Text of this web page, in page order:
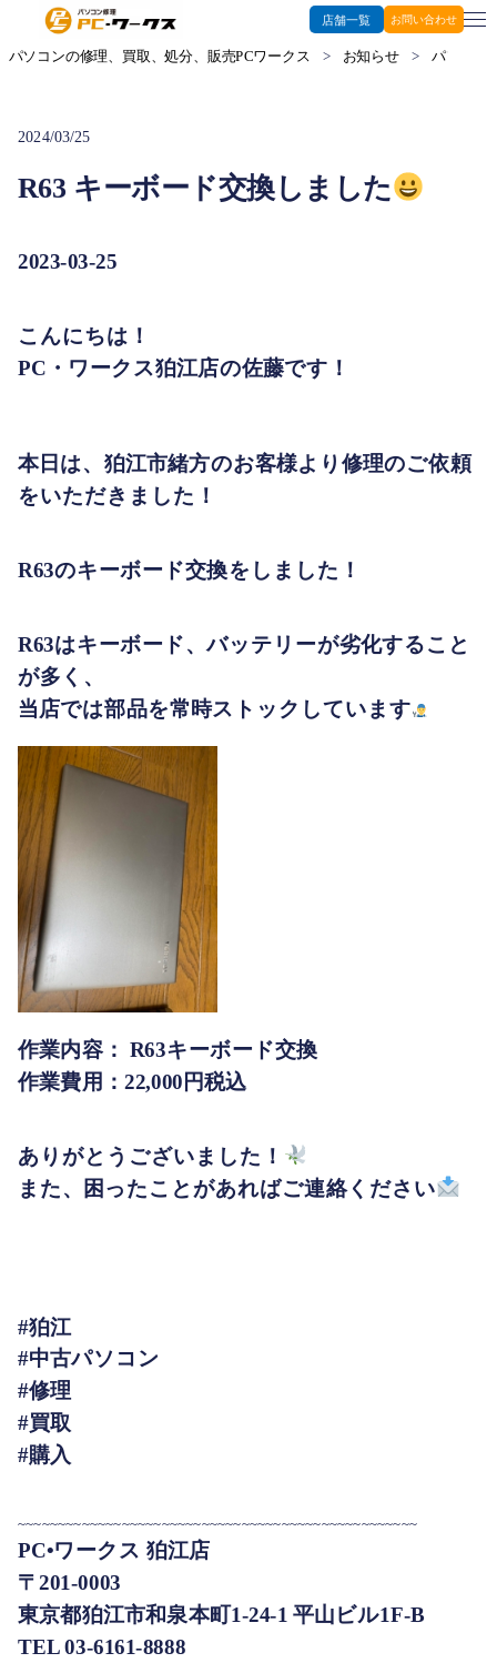
店舗一覧 お問い合わせ
パソコンの修理、買取、処分、販売PCワークス > お知らせ > パソコン
2024/03/25
R63 キーボード交換しました
2023-03-25
こんにちは！
PC・ワークス狛江店の佐藤です！
本日は、狛江市緒方のお客様より修理のご依頼
をいただきました！
R63のキーボード交換をしました！
R63はキーボード、バッテリーが劣化すること
が多く、
当店では部品を常時ストックしています
作業内容： R63キーボード交換
作業費用：22,000円税込
ありがとうございました！
また、困ったことがあればご連絡ください
#狛江
#中古パソコン
#修理
#買取
#購入
~~~~~~~~~~~~~~~~~~~~~~~~~~~~~~~~~~~~~~~~~~~~~~~~~~
PC•ワークス 狛江店
〒201-0003
東京都狛江市和泉本町1-24-1 平山ビル1F-B
TEL 03-6161-8888